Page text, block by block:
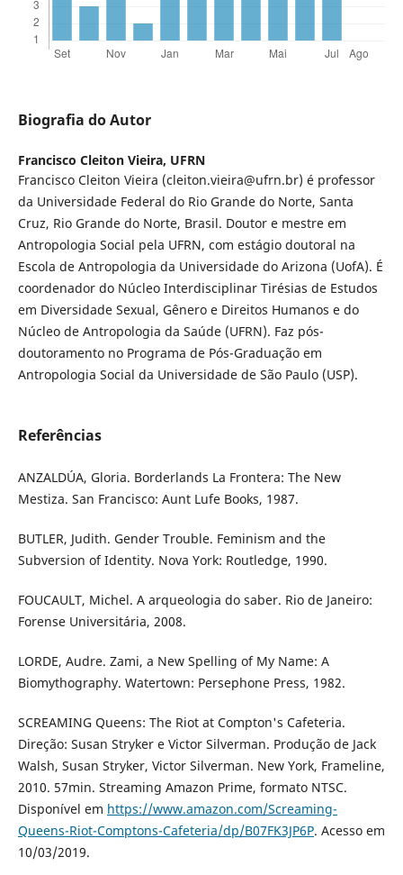
Biografia do Autor
Francisco Cleiton Vieira, UFRN
Francisco Cleiton Vieira (cleiton.vieira@ufrn.br) é professor
da Universidade Federal do Rio Grande do Norte, Santa
Cruz, Rio Grande do Norte, Brasil. Doutor e mestre em
Antropologia Social pela UFRN, com estágio doutoral na
Escola de Antropologia da Universidade do Arizona (UofA). É
coordenador do Núcleo Interdisciplinar Tirésias de Estudos
em Diversidade Sexual, Gênero e Direitos Humanos e do
Núcleo de Antropologia da Saúde (UFRN). Faz pós-
doutoramento no Programa de Pós-Graduação em
Antropologia Social da Universidade de São Paulo (USP).
Referências
ANZALDÚA, Gloria. Borderlands La Frontera: The New
Mestiza. San Francisco: Aunt Lufe Books, 1987.
BUTLER, Judith. Gender Trouble. Feminism and the
Subversion of Identity. Nova York: Routledge, 1990.
FOUCAULT, Michel. A arqueologia do saber. Rio de Janeiro:
Forense Universitária, 2008.
LORDE, Audre. Zami, a New Spelling of My Name: A
Biomythography. Watertown: Persephone Press, 1982.
SCREAMING Queens: The Riot at Compton's Cafeteria.
Direção: Susan Stryker e Victor Silverman. Produção de Jack
Walsh, Susan Stryker, Victor Silverman. New York, Frameline,
2010. 57min. Streaming Amazon Prime, formato NTSC.
Disponível em https://www.amazon.com/Screaming-
Queens-Riot-Comptons-Cafeteria/dp/B07FK3JP6P. Acesso em
10/03/2019.